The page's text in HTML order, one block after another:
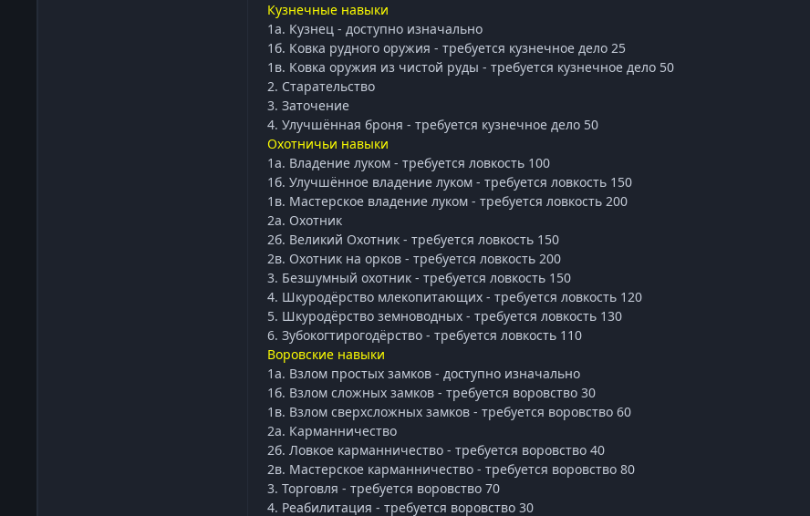
Кузнечные навыки
1а. Кузнец - доступно изначально
1б. Ковка рудного оружия - требуется кузнечное дело 25
1в. Ковка оружия из чистой руды - требуется кузнечное дело 50
2. Старательство
3. Заточение
4. Улучшённая броня - требуется кузнечное дело 50
Охотничьи навыки
1а. Владение луком - требуется ловкость 100
1б. Улучшённое владение луком - требуется ловкость 150
1в. Мастерское владение луком - требуется ловкость 200
2а. Охотник
2б. Великий Охотник - требуется ловкость 150
2в. Охотник на орков - требуется ловкость 200
3. Безшумный охотник - требуется ловкость 150
4. Шкуродёрство млекопитающих - требуется ловкость 120
5. Шкуродёрство земноводных - требуется ловкость 130
6. Зубокогтирогодёрство - требуется ловкость 110
Воровские навыки
1а. Взлом простых замков - доступно изначально
1б. Взлом сложных замков - требуется воровство 30
1в. Взлом сверхсложных замков - требуется воровство 60
2а. Карманничество
2б. Ловкое карманничество - требуется воровство 40
2в. Мастерское карманничество - требуется воровство 80
3. Торговля - требуется воровство 70
4. Реабилитация - требуется воровство 30